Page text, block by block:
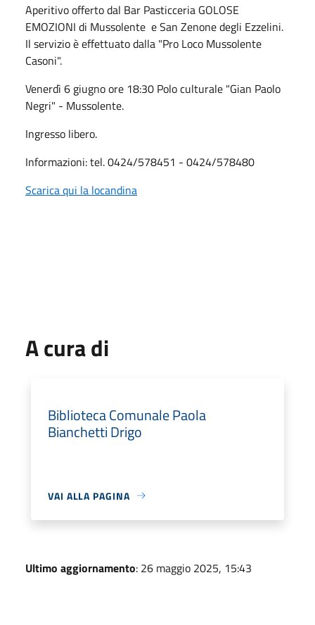
Aperitivo offerto dal Bar Pasticceria GOLOSE
EMOZIONI di Mussolente e San Zenone degli Ezzelini.
Il servizio è effettuato dalla "Pro Loco Mussolente
Casoni".
Venerdì 6 giugno ore 18:30 Polo culturale "Gian Paolo
Negri" - Mussolente.
Ingresso libero.
Informazioni: tel. 0424/578451 - 0424/578480
Scarica qui la locandina
A cura di
Biblioteca Comunale Paola
Bianchetti Drigo
VAI ALLA PAGINA
Ultimo aggiornamento: 26 maggio 2025, 15:43